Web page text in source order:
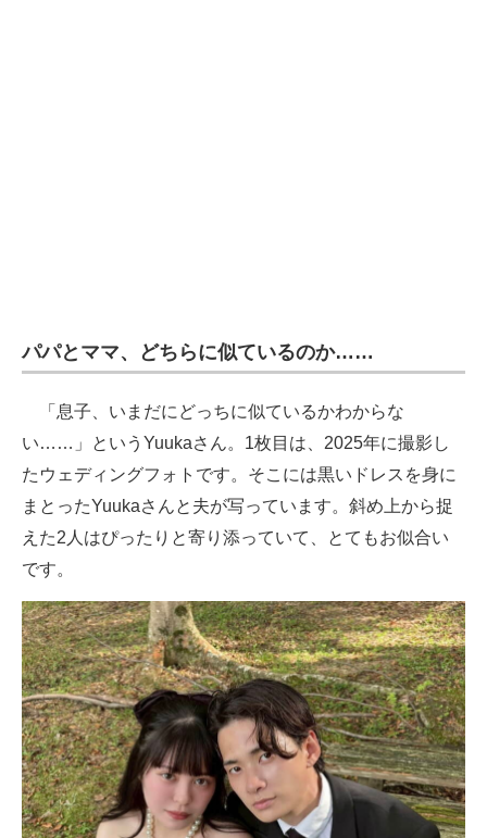
パパとママ、どちらに似ているのか……
「息子、いまだにどっちに似ているかわからな
い……」というYuukaさん。1枚目は、2025年に撮影し
たウェディングフォトです。そこには黒いドレスを身に
まとったYuukaさんと夫が写っています。斜め上から捉
えた2人はぴったりと寄り添っていて、とてもお似合い
です。